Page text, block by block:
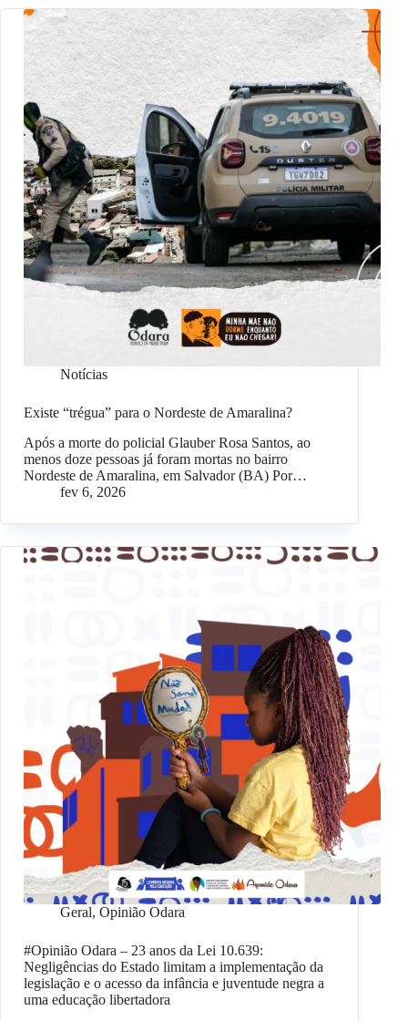
Notícias
Existe “trégua” para o Nordeste de Amaralina?
Após a morte do policial Glauber Rosa Santos, ao
menos doze pessoas já foram mortas no bairro
Nordeste de Amaralina, em Salvador (BA) Por…
fev 6, 2026
Geral, Opinião Odara
#Opinião Odara – 23 anos da Lei 10.639:
Negligências do Estado limitam a implementação da
legislação e o acesso da infância e juventude negra a
uma educação libertadora